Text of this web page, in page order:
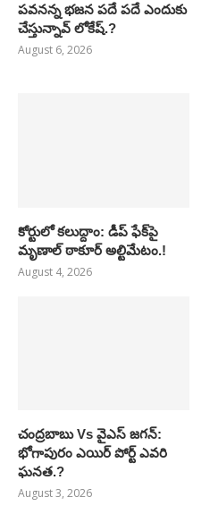
పవనన్న భజన పదే పదే ఎందుకు
చేస్తున్నావ్ లోకేష్.?
August 6, 2026
కోర్టులో కలుద్దాం: డీప్ ఫేక్‌పై
మృణాల్ ఠాకూర్ అల్టిమేటం.!
August 4, 2026
చంద్రబాబు Vs వైఎస్ జగన్:
భోగాపురం ఎయిర్ పోర్ట్ ఎవరి
ఘనత.?
August 3, 2026